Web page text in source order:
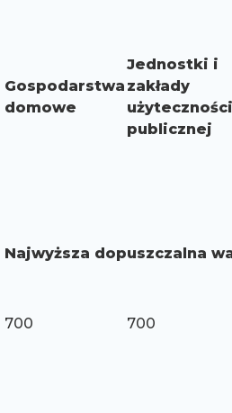
Gospodarstwa
domowe
Jednostki i
zakłady
użyteczności
publicznej
Najwyższa dopuszczalna
700 700